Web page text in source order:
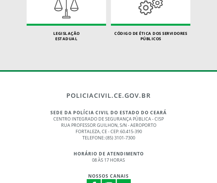
LEGISLAÇÃO
ESTADUAL
CÓDIGO DE ÉTICA DOS SERVIDORES
PÚBLICOS
POLICIACIVIL.CE.GOV.BR
SEDE DA POLÍCIA CIVIL DO ESTADO DO CEARÁ
CENTRO INTEGRADO DE SEGURANÇA PÚBLICA - CISP
RUA PROFESSOR GUILHON, S/N - AEROPORTO
FORTALEZA, CE - CEP: 60.415-390
TELEFONE: (85) 3101-7300
HORÁRIO DE ATENDIMENTO
08 ÀS 17 HORAS
NOSSOS CANAIS